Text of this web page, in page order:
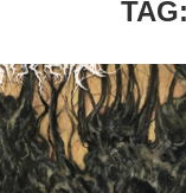
TAG: